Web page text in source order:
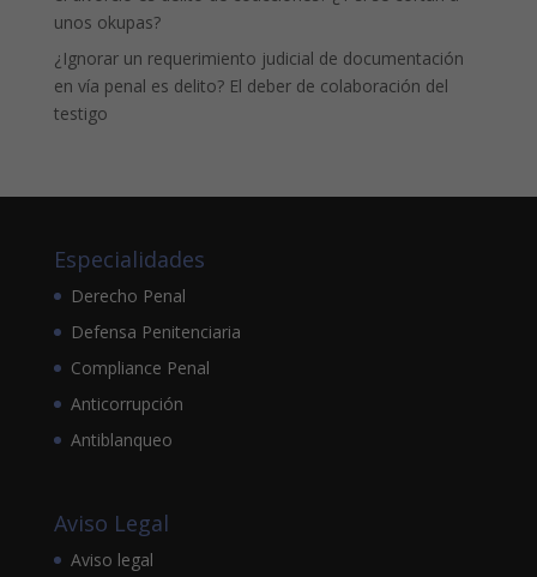
unos okupas?
¿Ignorar un requerimiento judicial de documentación
en vía penal es delito? El deber de colaboración del
testigo
Especialidades
Derecho Penal
Defensa Penitenciaria
Compliance Penal
Anticorrupción
Antiblanqueo
Aviso Legal
Aviso legal